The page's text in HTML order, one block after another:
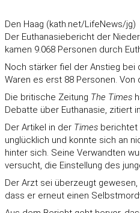
Den Haag (kath.net/LifeNews/jg)
Der Euthanasiebericht der
kamen 9.068 Personen durch
Noch stärker fiel der Anstieg bei
Waren es erst 88 Personen. Von
Die britische Zeitung The Times
Debatte über Euthanasie, zitiert
Der Artikel in der Times berichtet
unglücklich und konnte sich an
hinter sich. Seine Verwandten
versucht, die Einstellung des
Der Arzt sei überzeugt
dass er erneut einen